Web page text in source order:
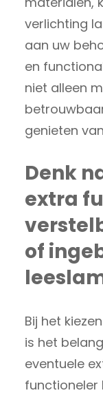
verlichting
aan uw
en
niet alleen
genieten
Denk
extra
of
Bij het
is het
eventuele
functioneler